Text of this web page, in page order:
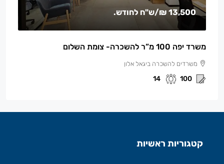
13,500 ₪ /ש"ח לחודש.
משרד יפה 100 מ”ר להשכרה- צומת השלום
משרדים להשכרה ביגאל אלון
100
14
קטגוריות ראשיות